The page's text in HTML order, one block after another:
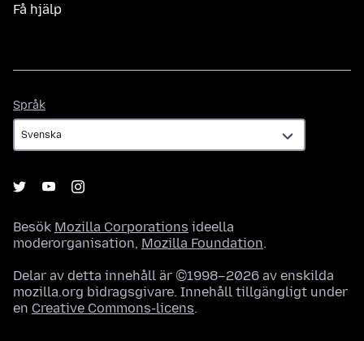
Få hjälp
Språk
Besök Mozilla Corporations ideella
moderorganisation, Mozilla Foundation.
Delar av detta innehåll är ©1998–2026 av enskilda
mozilla.org bidragsgivare. Innehåll tillgängligt under
en Creative Commons-licens.